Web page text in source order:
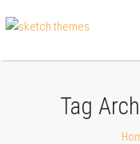
Tag